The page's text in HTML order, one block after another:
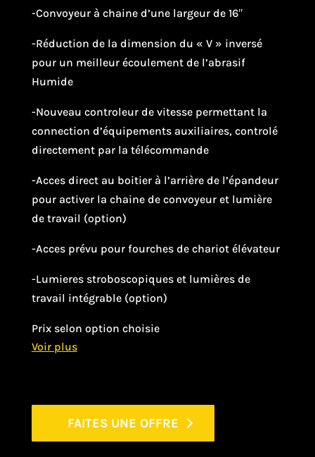
-Convoyeur à chaine d’une largeur de 16″
-Réduction de la dimension du « V » inversé
pour un meilleur écoulement de l’abrasif
Humide
-Nouveau controleur de vitesse permettant la
connection d’équipements auxiliaires, controlé
directement par la télécommande
-Acces direct au boitier à l’arrière de l’épandeur
pour activer la chaine de convoyeur et lumière
de travail (option)
-Acces prévu pour fourches de chariot élévateur
-Lumieres stroboscopiques et lumières de
travail intégrable (option)
Prix selon option choisie
FAITES UNE OFFRE